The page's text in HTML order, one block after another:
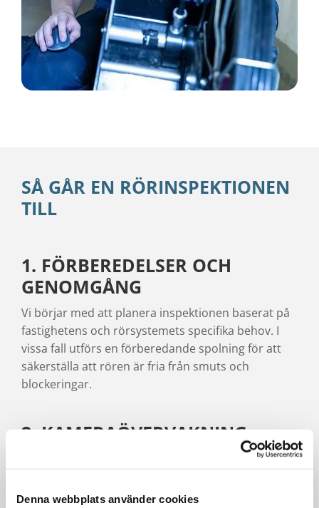
Denna webbplats använder cookies
SÅ GÅR EN RÖRINSPEKTIONEN
TILL
1. FÖRBEREDELSER OCH
GENOMGÅNG
Vi börjar med att planera inspektionen baserat på
fastighetens och rörsystemets specifika behov. I
vissa fall utförs en förberedande spolning för att
säkerställa att rören är fria från smuts och
blockeringar.
2. KAMERAÖVERVAKNING
Genom att föra in en liten kamera i rören kan vi få
högupplösta bilder och videor som visar allt från